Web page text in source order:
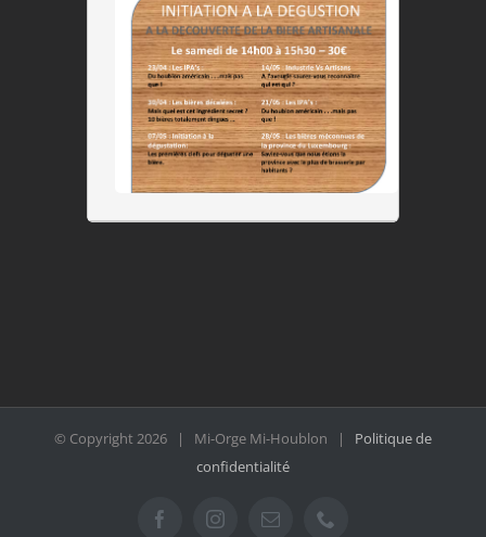
© Copyright2026 | Mi-Orge Mi-Houblon | Politique de
confidentialité
FacebookInstagramEmail